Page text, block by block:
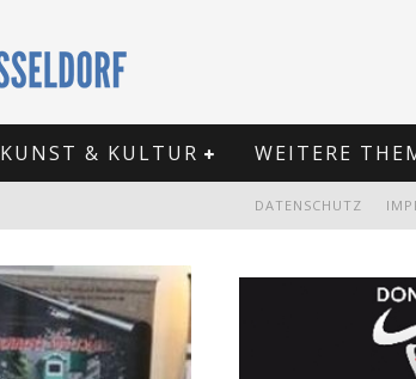
KUNST & KULTUR WEITERE
DATENSCHUTZ